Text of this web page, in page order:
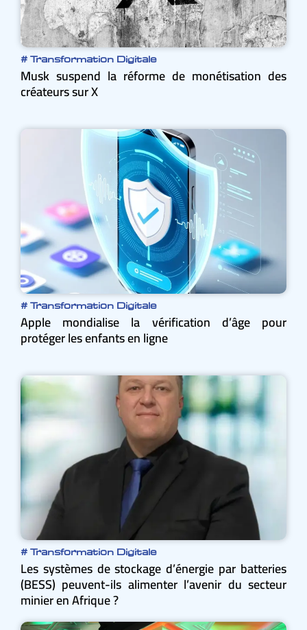
# Transformation Digitale
Musk suspend la réforme de monétisation des
créateurs sur X
# Transformation Digitale
Apple mondialise la vérification d’âge pour
protéger les enfants en ligne
# Transformation Digitale
Les systèmes de stockage d’énergie par batteries
(BESS) peuvent-ils alimenter l’avenir du secteur
minier en Afrique ?